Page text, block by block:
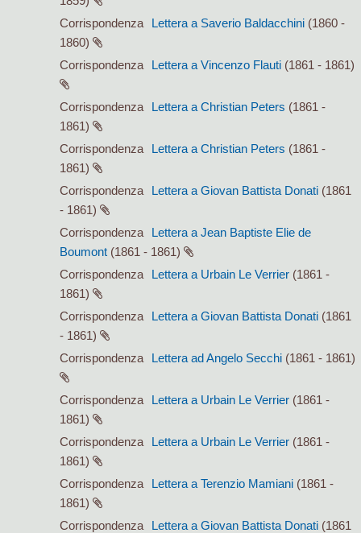
Corrispondenza
Lettera a Saverio Baldacchini (1860 -
1860)
Corrispondenza
Lettera a Vincenzo Flauti (1861 - 1861)
Corrispondenza Lettera a Christian Peters (1861 -
1861)
Corrispondenza
Lettera a Christian Peters (1861 -
1861)
Corrispondenza
Lettera a Giovan Battista Donati (1861
- 1861)
Corrispondenza
Lettera a Jean Baptiste Elie de
Boumont (1861 - 1861)
Corrispondenza
Lettera a Urbain Le Verrier (1861 -
1861)
Corrispondenza
Lettera a Giovan Battista Donati (1861
- 1861)
Corrispondenza
Lettera ad Angelo Secchi (1861 - 1861)
Corrispondenza Lettera a Urbain Le Verrier (1861 -
1861)
Corrispondenza
Lettera a Urbain Le Verrier (1861 -
1861)
Corrispondenza
Lettera a Terenzio Mamiani (1861 -
1861)
Corrispondenza
Lettera a Giovan Battista Donati (1861